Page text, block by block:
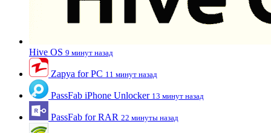
Hive OS 9 минут назад
Zapya for PC 11 минут назад
PassFab iPhone Unlocker 13 минут назад
PassFab for RAR 22 минуты назад